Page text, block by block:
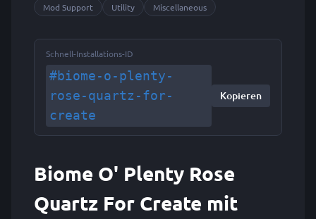
Mod Support Utility Miscellaneous
Schnell-Installations-ID
#biome-o-plenty-
rose-quartz-for-
create
Kopieren
Biome O' Plenty Rose
Quartz For Create mit